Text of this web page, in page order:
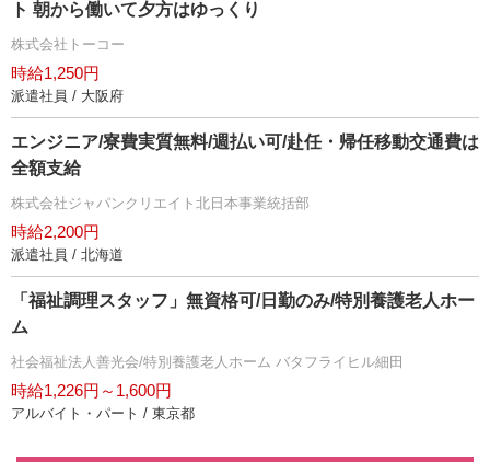
ト 朝から働いて夕方はゆっくり
株式会社トーコー
時給1,250円
派遣社員 / 大阪府
エンジニア/寮費実質無料/週払い可/赴任・帰任移動交通費は
全額支給
株式会社ジャパンクリエイト北日本事業統括部
時給2,200円
派遣社員 / 北海道
「福祉調理スタッフ」無資格可/日勤のみ/特別養護老人ホー
ム
社会福祉法人善光会/特別養護老人ホーム バタフライヒル細田
時給1,226円～1,600円
アルバイト・パート / 東京都